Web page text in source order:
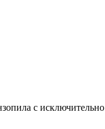
с исключительно